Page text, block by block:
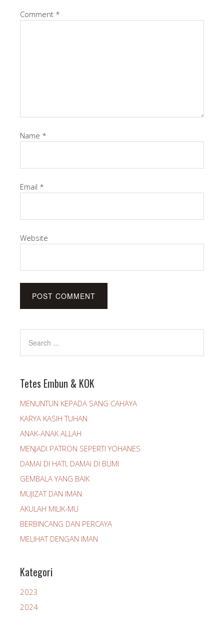
Comment *
Name *
Email *
Website
Tetes Embun & KOK
MENUNTUN KEPADA SANG CAHAYA
KARYA KASIH TUHAN
ANAK-ANAK ALLAH
MENJADI PATRON SEPERTI YOHANES
DAMAI DI HATI, DAMAI DI BUMI
GEMBALA YANG BAIK
MUJIZAT DAN IMAN
AKULAH MILIK-MU
BERBINCANG DAN PERCAYA
MELIHAT DENGAN IMAN
Kategori
2023
2024